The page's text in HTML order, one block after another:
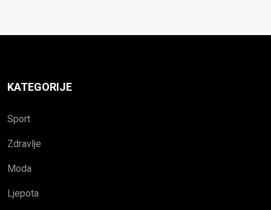
KATEGORIJE
Sport
Zdravlje
Moda
Ljepota